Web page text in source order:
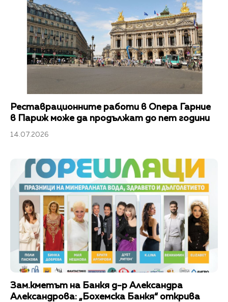
Реставрационните работи в Опера Гарние
в Париж може да продължат до пет години
14.07.2026
Зам.кметът на Банкя д-р Александра
Александрова: „Бохемска Банкя“ открива